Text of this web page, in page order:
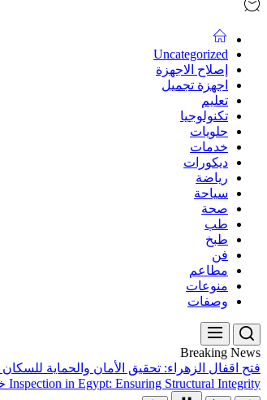
Uncategorized
إصلاح الاجهزة
اجهزة تجميل
تعليم
تكنولوجيا
حلويات
خدمات
ديكورات
رياضة
سياحة
صحة
طب
طبخ
فن
مطاعم
منوعات
وصفات
Breaking News
فتح اقفال الزهراء: تحقيق الأمان والحماية للسكان
Inspection in Egypt: Ensuring Structural Integrity